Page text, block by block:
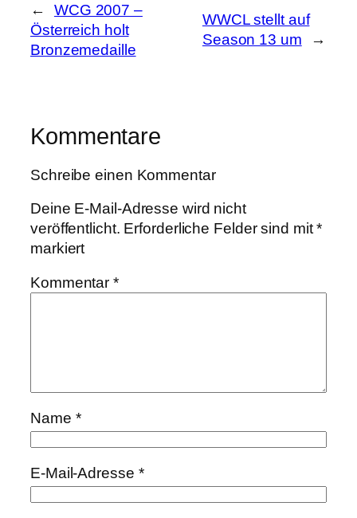
←
WCG 2007 –
Österreich holt
Bronzemedaille
WWCL stellt auf
Season 13 um
→
Kommentare
Schreibe einen Kommentar
Deine E-Mail-Adresse wird nicht
veröffentlicht. Erforderliche Felder sind mit*
markiert
Kommentar*
Name *
E-Mail-Adresse *